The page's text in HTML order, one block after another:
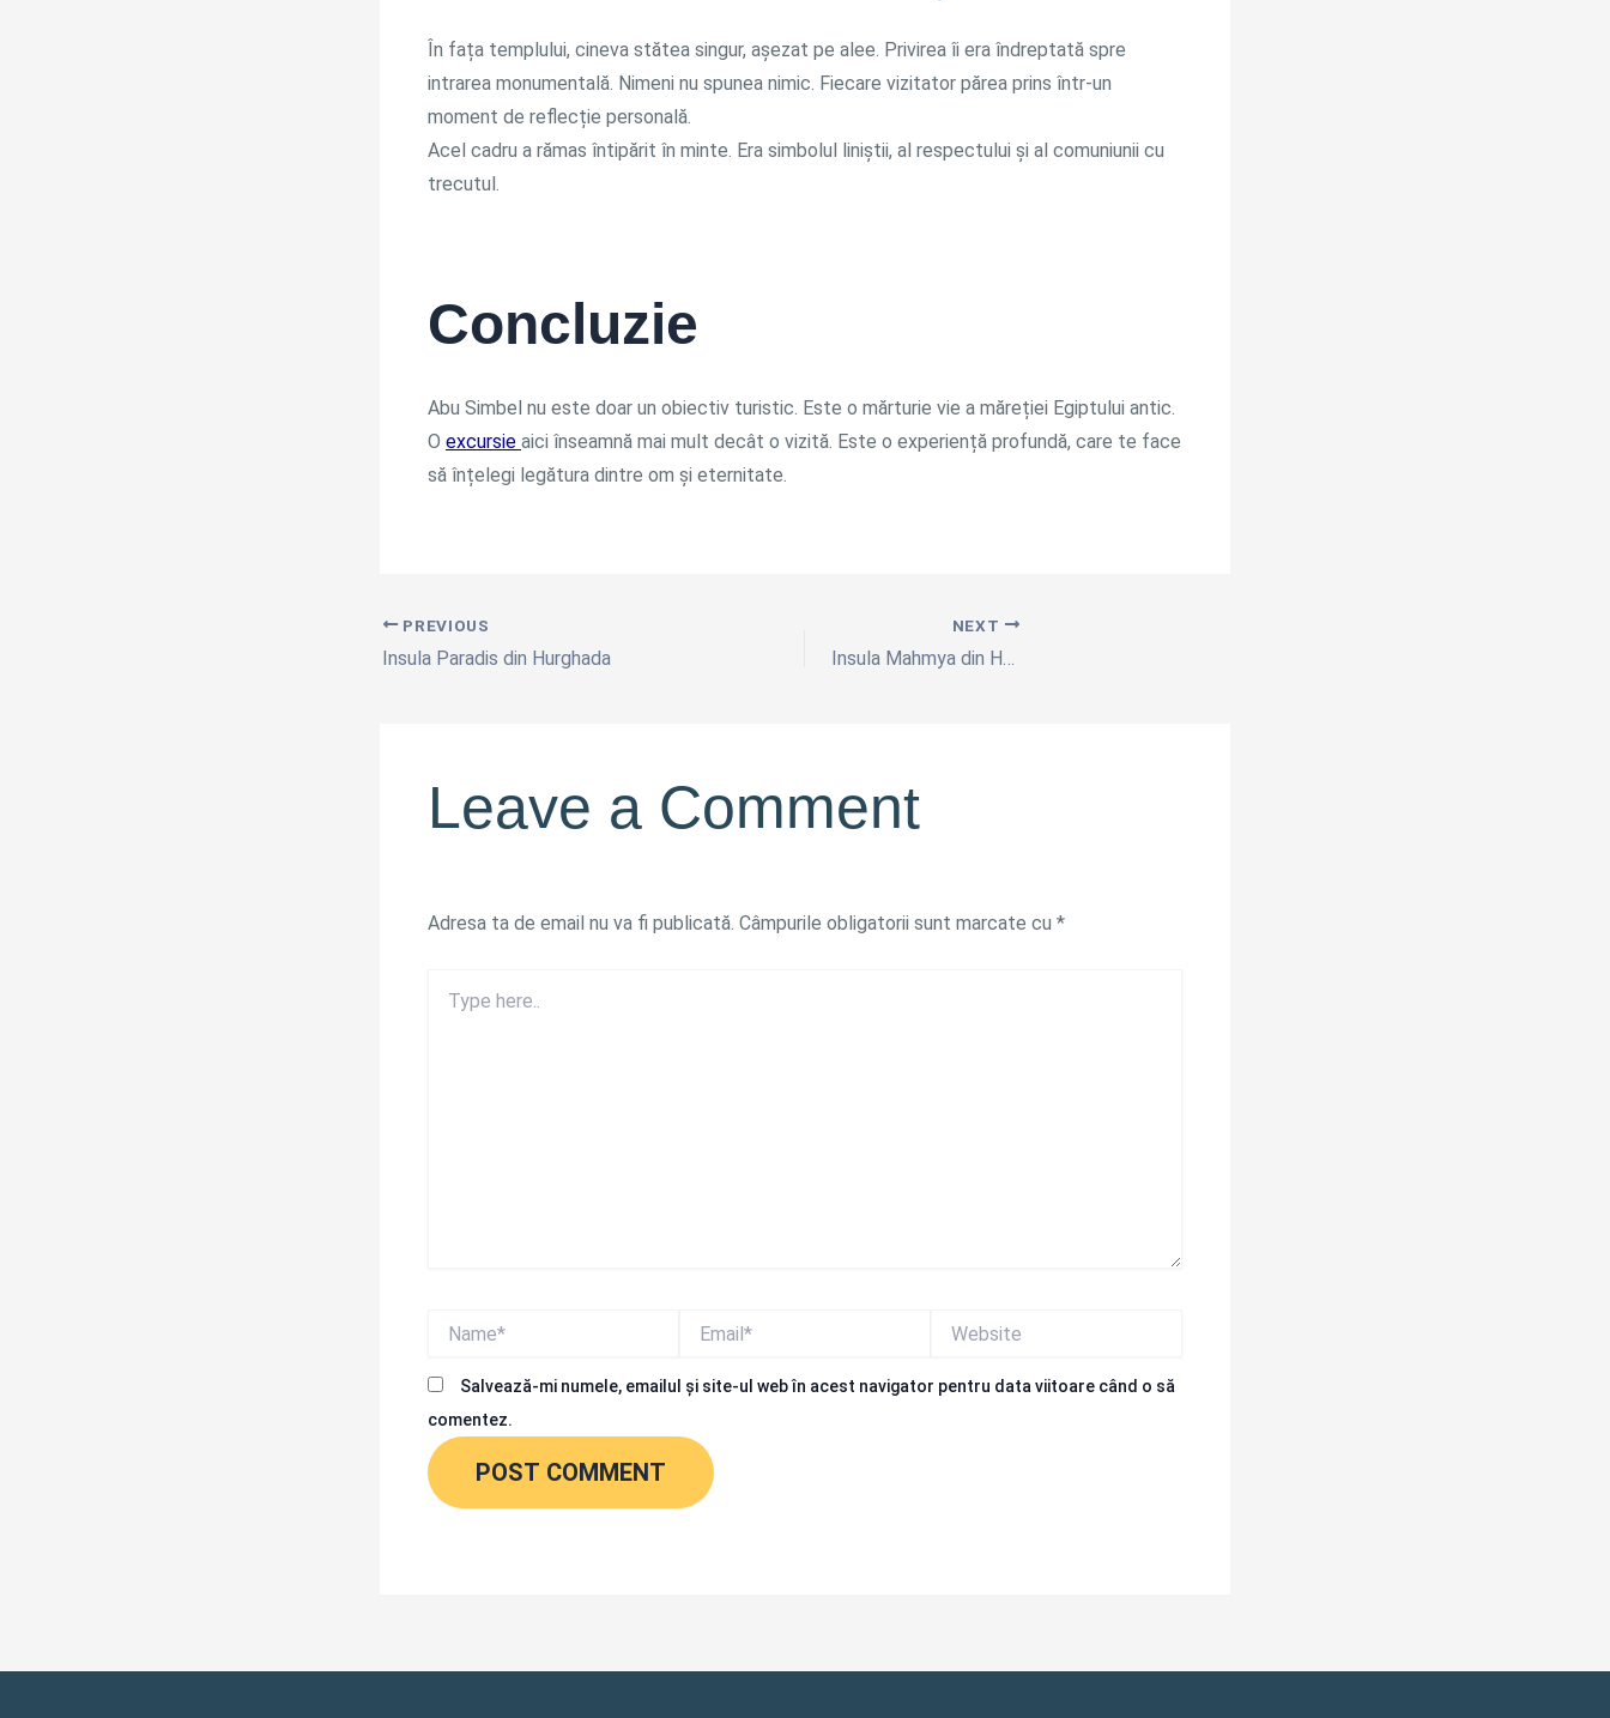
În fața templului, cineva stătea singur, așezat pe alee. Privirea îi era îndreptată spre
intrarea monumentală. Nimeni nu spunea nimic. Fiecare vizitator părea prins într-un
moment de reflecție personală.
Acel cadru a rămas întipărit în minte. Era simbolul liniștii, al respectului și al comuniunii cu
trecutul.
Concluzie
Abu Simbel nu este doar un obiectiv turistic. Este o mărturie vie a măreției Egiptului antic.
O excursie aici înseamnă mai mult decât o vizită. Este o experiență profundă, care te face
să înțelegi legătura dintre om și eternitate.
PREVIOUS
Insula Paradis din Hurghada
NEXT
Insula Mahmya din Hurghada
Leave a Comment
Adresa ta de email nu va fi publicată. Câmpurile obligatorii sunt marcate cu *
here..
Salvează-mi numele, emailul și site-ul web în acest navigator pentru data viitoare când o să
comentez.